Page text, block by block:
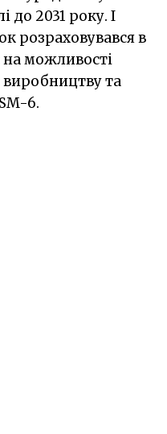
до 2031 року. І
розраховувався в
можливості
та
6.